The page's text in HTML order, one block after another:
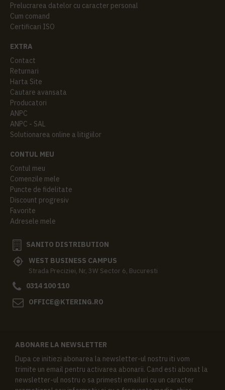
Prelucrarea datelor cu caracter personal
Cum comand
Certificari ISO
EXTRA
Contact
Returnari
Harta Site
Cautare avansata
Producatori
ANPC
ANPC - SAL
Solutionarea online a litigiilor
CONTUL MEU
Contul meu
Comenzile mele
Puncte de fidelitate
Discount progresiv
Favorite
Adresele mele
SANITO DISTRIBUTION
WEST BUSINESS CAMPUS
Strada Preciziei, Nr, 3W Sector 6, Bucuresti
0314 100 110
OFFICE@KTERING.RO
ABONARE LA NEWSLETTER
Dupa ce initiezi abonarea la newsletter-ul nostru iti vom
trimite un email pentru activarea abonarii. Cand esti abonat la
newsletter-ul nostru o sa primesti emailuri cu un caracter